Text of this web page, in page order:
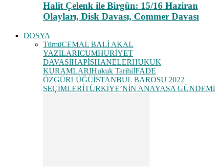
Halit Çelenk ile Birgün: 15/16 Haziran
Olayları, Disk Davası, Commer Davası
DOSYA
TümüCEMAL BALİ AKAL
YAZILARICUMHURİYET
DAVASIHAPİSHANELERHUKUK
KURAMLARIHukuk TarihiİFADE
ÖZGÜRLÜĞÜİSTANBUL BAROSU 2022
SEÇİMLERİTÜRKİYE’NİN ANAYASA GÜNDEMİ